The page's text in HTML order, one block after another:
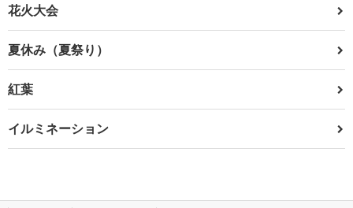
花火大会
夏休み（夏祭り）
紅葉
イルミネーション